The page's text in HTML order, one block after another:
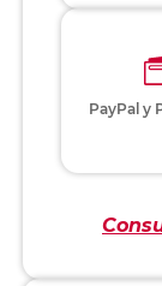
PayPal y